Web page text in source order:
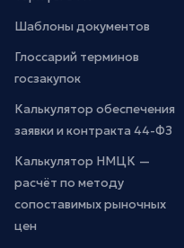
Шаблоны документов
Глоссарий терминов
госзакупок
Калькулятор обеспечения
заявки и контракта 44-ФЗ
Калькулятор НМЦК —
расчёт по методу
сопоставимых рыночных
цен